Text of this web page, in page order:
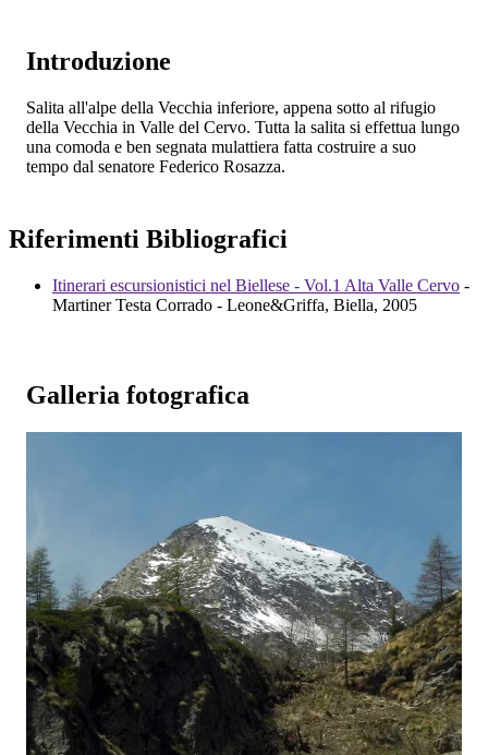
Introduzione
Salita all'alpe della Vecchia inferiore, appena sotto al rifugio
della Vecchia in Valle del Cervo. Tutta la salita si effettua lungo
una comoda e ben segnata mulattiera fatta costruire a suo
tempo dal senatore Federico Rosazza.
Riferimenti Bibliografici
Itinerari escursionistici nel Biellese - Vol.1 Alta Valle Cervo -
Martiner Testa Corrado - Leone&Griffa, Biella, 2005
Galleria fotografica